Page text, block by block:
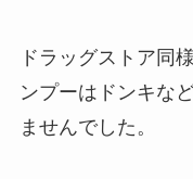
ドラッグストア同様
ンプーはドンキな
ませんでした。